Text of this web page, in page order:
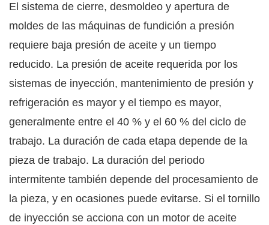
El sistema de cierre, desmoldeo y apertura de
moldes de las máquinas de fundición a presión
requiere baja presión de aceite y un tiempo
reducido. La presión de aceite requerida por los
sistemas de inyección, mantenimiento de presión y
refrigeración es mayor y el tiempo es mayor,
generalmente entre el 40 % y el 60 % del ciclo de
trabajo. La duración de cada etapa depende de la
pieza de trabajo. La duración del periodo
intermitente también depende del procesamiento de
la pieza, y en ocasiones puede evitarse. Si el tornillo
de inyección se acciona con un motor de aceite